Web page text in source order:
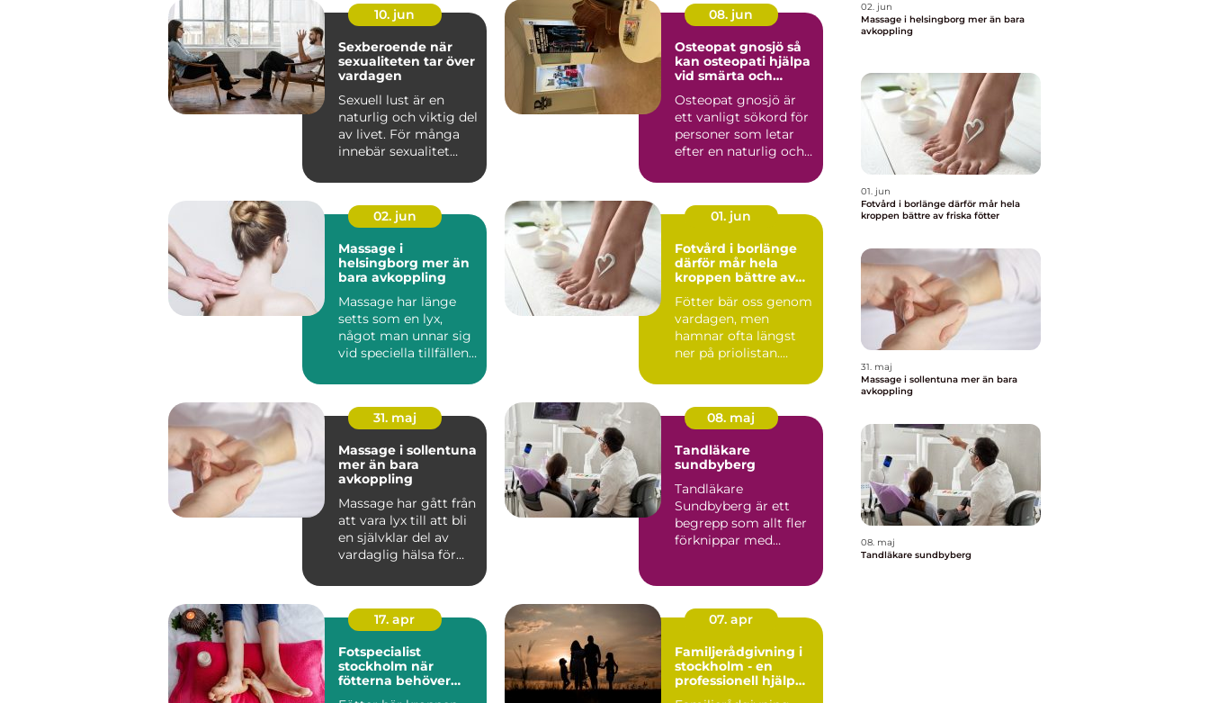
10. jun
Sexberoende när
sexualiteten tar över
vardagen
Sexuell lust är en
naturlig och viktig del
av livet. För många
innebär sexualitet
08. jun
Osteopat gnosjö så
kan osteopati hjälpa
vid smärta och
Osteopat gnosjö är
ett vanligt sökord för
personer som letar
efter en naturlig och
02. jun
Massage i
helsingborg mer än
bara avkoppling
Massage har länge
setts som en lyx,
något man unnar sig
vid speciella tillfällen.
01. jun
Fotvård i borlänge
därför mår hela
kroppen bättre av
Fötter bär oss genom
vardagen, men
hamnar ofta längst
ner på priolistan.
först när...
31. maj
Massage i sollentuna
mer än bara
avkoppling
Massage har gått från
att vara lyx till att bli
en självklar del av
vardaglig hälsa för
08. maj
Tandläkare
sundbyberg
Tandläkare
Sundbyberg är ett
begrepp som allt fler
förknippar med
17. apr
Fotspecialist
stockholm när
fötterna behöver
07. apr
Familjerådgivning i
stockholm - en
professionell hjälp
02. jun
Massage i helsingborg mer än bara
avkoppling
01. jun
Fotvård i borlänge därför mår hela
kroppen bättre av friska fötter
31. maj
Massage i sollentuna mer än bara
avkoppling
08. maj
Tandläkare sundbyberg